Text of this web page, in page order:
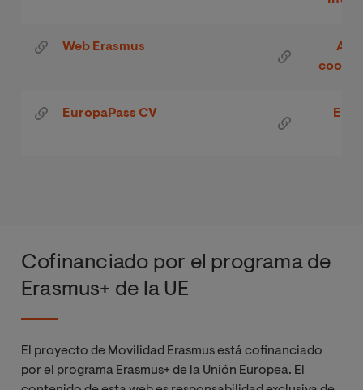
Web Erasmus
EuropaPass CV
Cofinanciado por el programa de
Erasmus+ de la UE
El proyecto de Movilidad Erasmusestá cofinanciado
por el programa Erasmus+ de la Unión Europea. El